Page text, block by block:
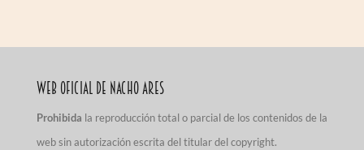
Web Oficial de Nacho Ares
Prohibida la reproducción total o parcial de los contenidos de la
web sin autorización escrita del titular del copyright.